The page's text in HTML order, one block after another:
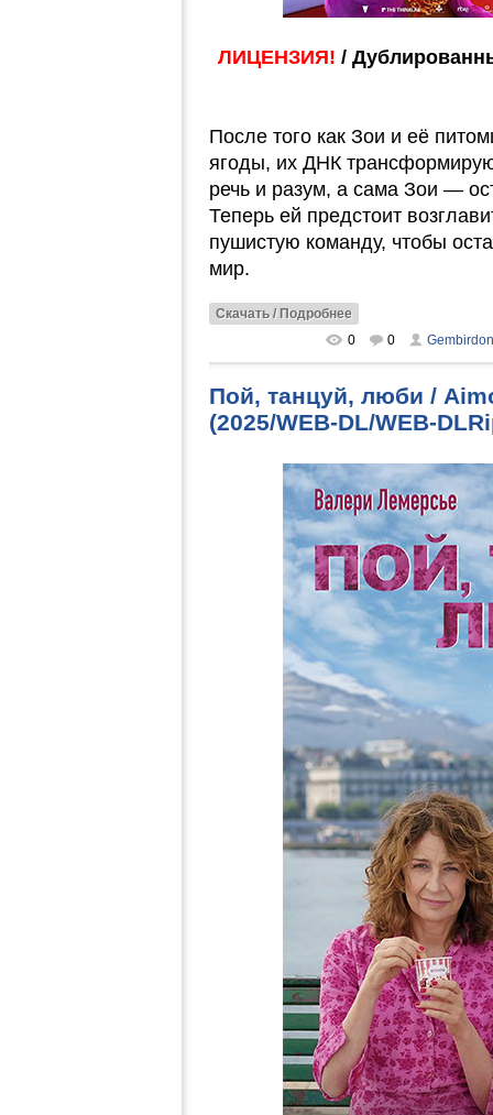
ЛИЦЕНЗИЯ! /
После того как Зои и её
ягоды, их ДНК
речь и разум, а сама Зои —
Теперь ей предстоит
пушистую команду, чтобы
мир.
Скачать / Подробнее
0
0 Gembirdon
Пой, танцуй, люби /
(2025/WEB-DL/WEB-